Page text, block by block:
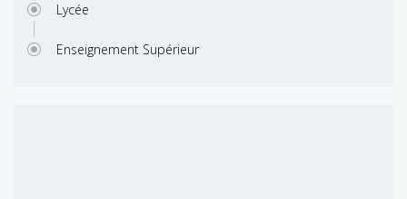
Lycée
Enseignement Supérieur